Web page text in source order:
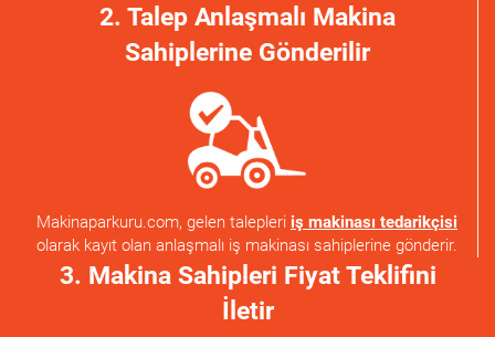
2. Talep Anlaşmalı Makina
Sahiplerine Gönderilir
Makinaparkuru.com, gelen talepleri iş makinası tedarikçisi
olarak kayıt olan anlaşmalı iş makinası sahiplerine gönderir.
3. Makina Sahipleri Fiyat Teklifini
İletir